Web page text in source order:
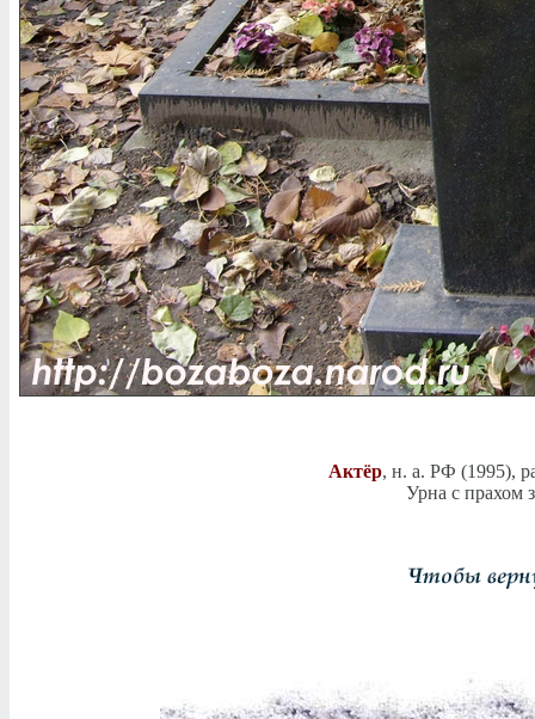
Актёр, н. а. РФ (1995),
Урна с прахом